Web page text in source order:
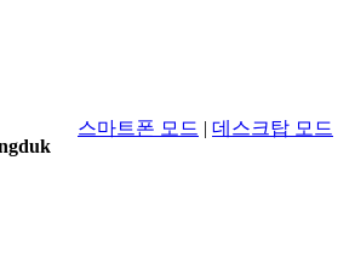
스마트폰 모드 | 데스크탑 모드